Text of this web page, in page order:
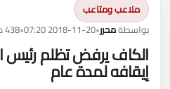
ملاعب ومتاعب
بواسطةمحرر•
2018-11-20 07:20
•438 مشاهدة
الكاف يرفض تظلم رئيس
إيقافه لمدة عام